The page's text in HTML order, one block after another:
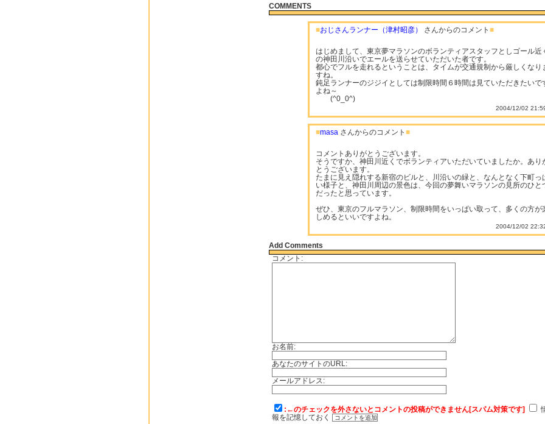
COMMENTS
■おじさんランナー（津村昭彦） さんからのコメント ■
はじめまして、東京夢マラソンのボランティアスタッフとしゴール近
の神田川沿いでエールを送らせていただいた者です。
都心でフルを走れるということは、タイムが交通規制から厳しくなり
すね。
鈍足ランナーのジジイとしては制限時間６時間は見ていただきたいで
よね～
(^0_0^)
2004/12/02
■masa さんからのコメント ■
コメントありがとうございます。
そうですか、神田川近くでボランティアいただいていましたか。あり
とうございます。
たまに見え隠れする新宿のビルと、川沿いの緑と、なんとなく下町っ
い様子と、神田川周辺の景色は、今回の夢舞いマラソンの見所のひと
だったと思っています。
ぜひ、東京のフルマラソン、制限時間をいっぱい取って、多くの方が
しめるといいですよね。
2004/12/02
Add Comments
コメント:
お名前:
あなたのサイトのURL:
メールアドレス:
:←のチェックを外さないとコメントの投稿ができません[スパム対策です]
報を記憶しておく